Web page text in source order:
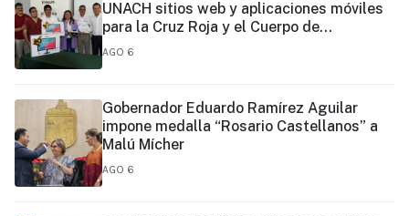
UNACH sitios web y aplicaciones móviles
para la Cruz Roja y el Cuerpo de
Bomberos de Tapachula
AGO 6
Gobernador Eduardo Ramírez Aguilar
impone medalla “Rosario Castellanos” a
Malú Mícher
AGO 6